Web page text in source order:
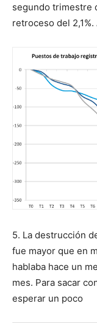
segundo trimestre
retroceso del
5. La destrucción
fue mayor que en
hablaba hace un
mes. Para sacar
esperar un poco